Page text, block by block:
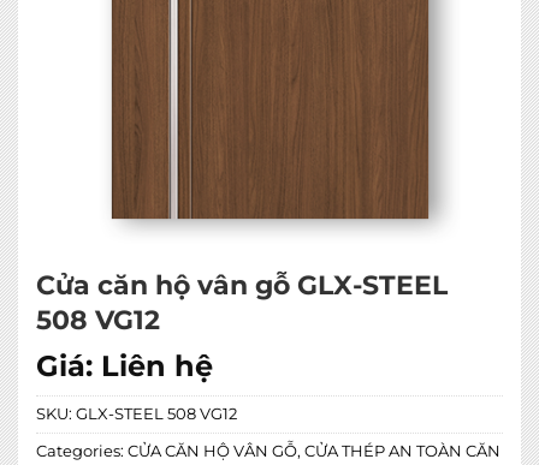
Cửa căn hộ vân gỗ GLX-STEEL
508 VG12
Giá: Liên hệ
SKU: GLX-STEEL 508 VG12
Categories: CỬA CĂN HỘ VÂN GỖ, CỬA THÉP AN TOÀN CĂN